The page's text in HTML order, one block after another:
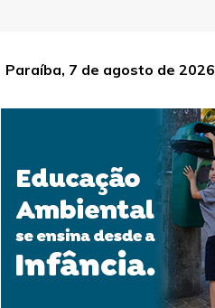
Paraíba, 7 de agosto de 2026